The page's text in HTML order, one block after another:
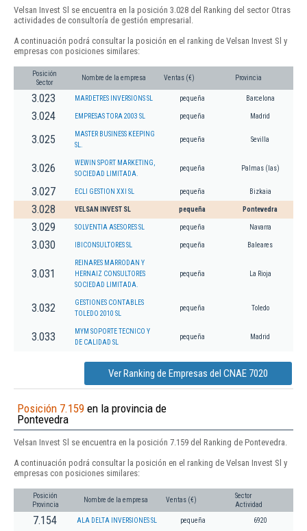
Velsan Invest Sl se encuentra en la posición 3.028 del Ranking del sector Otras
actividades de consultoría de gestión empresarial.
A continuación podrá consultar la posición en el ranking de Velsan Invest Sl y
empresas con posiciones similares:
Posición
Sector
Nombre de la empresa Ventas (€) Provincia
3.023 MARDETRES INVERSIONS SL pequeña Barcelona
3.024 EMPRESAS TORA 2003 SL pequeña Madrid
3.025
MASTER BUSINESS KEEPING
SL.
pequeña Sevilla
3.026
WEWIN SPORT MARKETING,
SOCIEDAD LIMITADA.
pequeña Palmas (las)
3.027 ECLI GESTION XXI SL pequeña Bizkaia
3.028 VELSAN INVEST SL pequeña Pontevedra
3.029 SOLVENTIA ASESORES SL pequeña Navarra
3.030 IBICONSULTORES SL pequeña Baleares
3.031
REINARES MARRODAN Y
HERNAIZ CONSULTORES
SOCIEDAD LIMITADA.
pequeña La Rioja
3.032
GESTIONES CONTABLES
TOLEDO 2010 SL
pequeña Toledo
3.033
MYM SOPORTE TECNICO Y
DE CALIDAD SL
pequeña Madrid
Ver Ranking de Empresas del CNAE 7020
Posición 7.159 en la provincia de
Pontevedra
Velsan Invest Sl se encuentra en la posición 7.159 del Ranking de Pontevedra.
A continuación podrá consultar la posición en el ranking de Velsan Invest Sl y
empresas con posiciones similares:
Posición
Provincia
Nombre de la empresa Ventas (€)
Sector
Actividad
7.154 ALA DELTA INVERSIONES SL pequeña 6920